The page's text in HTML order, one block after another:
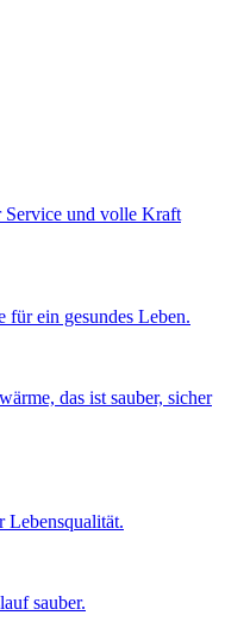
Service und volle Kraft
für ein gesundes Leben.
das ist sauber, sicher
Lebensqualität.
sauber.